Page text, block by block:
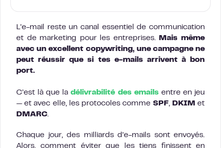
L’e-mail reste un canal essentiel de communication
et de marketing pour les entreprises.
Mais même
avec un excellent copywriting, une campagne ne
peut réussir que si tes e-mails arrivent à bon
port.
C’est là que ladélivrabilité des emailsentre en jeu
— et avec elle, les protocoles comme SPF, DKIM et
DMARC.
Chaque jour, des milliards d’e-mails sont envoyés.
Alors, comment éviter que les tiens finissent en